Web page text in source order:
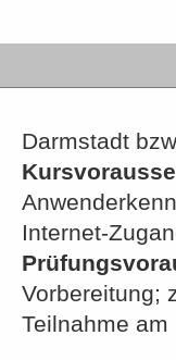
Darmstadt
Internet-
Vorbereitung;
Teilnahme